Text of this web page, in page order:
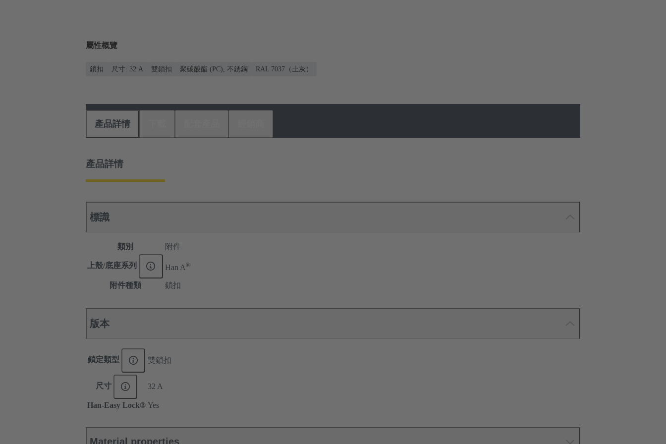
屬性概覽
鎖扣 尺寸: 32 A 雙鎖扣 聚碳酸酯 (PC), 不銹鋼 RAL 7037（土灰）
產品詳情
產品詳情
標識
類別 附件
上殼/底座系列 Han A®
附件種類 鎖扣
版本
鎖定類型 雙鎖扣
尺寸 32 A
Han-Easy Lock® Yes
Material properties